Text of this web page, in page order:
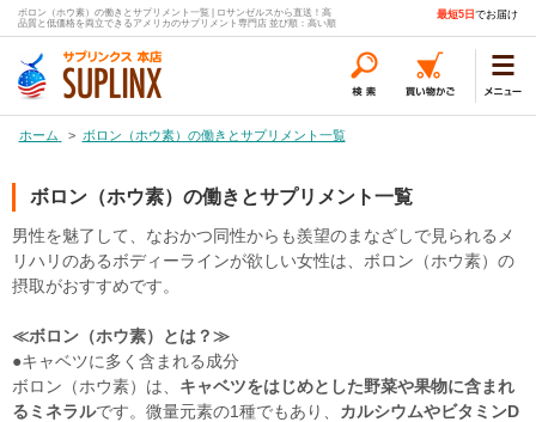
ボロン（ホウ素）の働きとサプリメント一覧 | ロサンゼルスから直送！高
品質と低価格を両立できるアメリカのサプリメント専門店 並び順：高い順
最短5日 でお届け
ホーム > ボロン（ホウ素）の働きとサプリメント一覧
ボロン（ホウ素）の働きとサプリメント一覧
男性を魅了して、なおかつ同性からも羨望のまなざしで見られるメ
リハリのあるボディーラインが欲しい女性は、ボロン（ホウ素）の
摂取がおすすめです。
≪ボロン（ホウ素）とは？≫
●キャベツに多く含まれる成分
ボロン（ホウ素）は、 キャベツをはじめとした野菜や果物に含まれ
るミネラルです。微量元素の1種でもあり、 カルシウムやビタミンD